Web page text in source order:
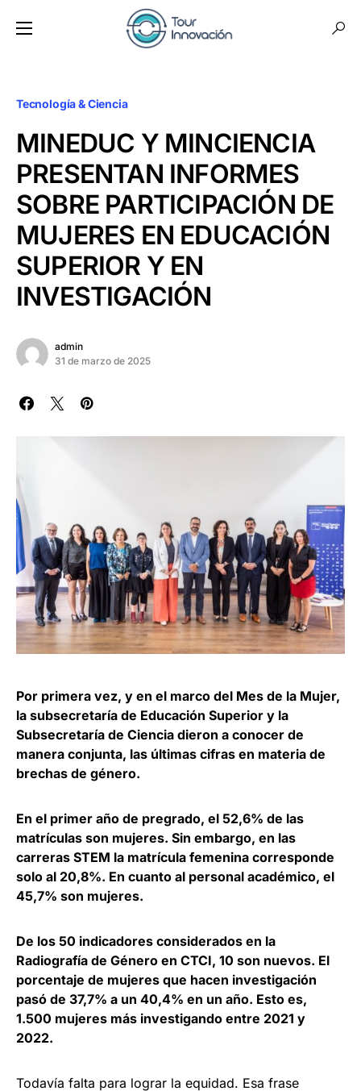
Tecnología & Ciencia
MINEDUC Y MINCIENCIA
PRESENTAN INFORMES
SOBRE PARTICIPACIÓN DE
MUJERES EN EDUCACIÓN
SUPERIOR Y EN
INVESTIGACIÓN
admin
31 de marzo de 2025
Por primera vez, y en el marco del Mes de la Mujer,
la subsecretaría de Educación Superior y la
Subsecretaría de Ciencia dieron a conocer de
manera conjunta, las últimas cifras en materia de
brechas de género.
En el primer año de pregrado, el 52,6% de las
matrículas son mujeres. Sin embargo, en las
carreras STEM la matrícula femenina corresponde
solo al 20,8%. En cuanto al personal académico, el
45,7% son mujeres.
De los 50 indicadores considerados en la
Radiografía de Género en CTCI, 10 son nuevos. El
porcentaje de mujeres que hacen investigación
pasó de 37,7% a un 40,4% en un año. Esto es,
1.500 mujeres más investigando entre 2021 y
2022.
Todavía falta para lograr la equidad. Esa frase